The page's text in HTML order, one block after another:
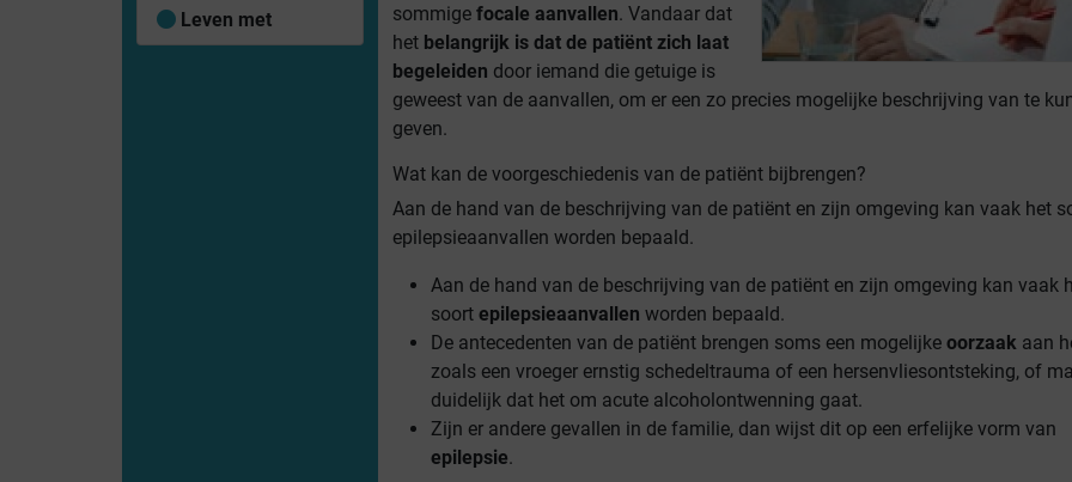
Leven met
sommige focale aanvallen. Vandaar dat
het belangrijk is dat de patiënt zich laat
begeleiden door iemand die getuige is
geweest van de aanvallen, om er een zo precies mogelijke beschrijving van te
geven.
Wat kan de voorgeschiedenis van de patiënt bijbrengen?
Aan de hand van de beschrijving van de patiënt en zijn omgeving kan vaak het
epilepsieaanvallen worden bepaald.
Aan de hand van de beschrijving van de patiënt en zijn omgeving kan vaak
soort epilepsieaanvallen worden bepaald.
De antecedenten van de patiënt brengen soms een mogelijke oorzaak aan
zoals een vroeger ernstig schedeltrauma of een hersenvliesontsteking, of
duidelijk dat het om acute alcoholontwenning gaat.
Zijn er andere gevallen in de familie, dan wijst dit op een erfelijke vorm van
epilepsie.